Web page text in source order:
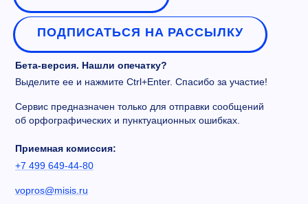
ПОДПИСАТЬСЯ НА РАССЫЛКУ
Бета-версия. Нашли опечатку?
Выделите ее и нажмите Ctrl+Enter. Спасибо за участие!
Сервис предназначен только для отправки сообщений
об орфографических и пунктуационных ошибках.
Приемная комиссия:
+7 499 649-44-80
vopros@misis.ru